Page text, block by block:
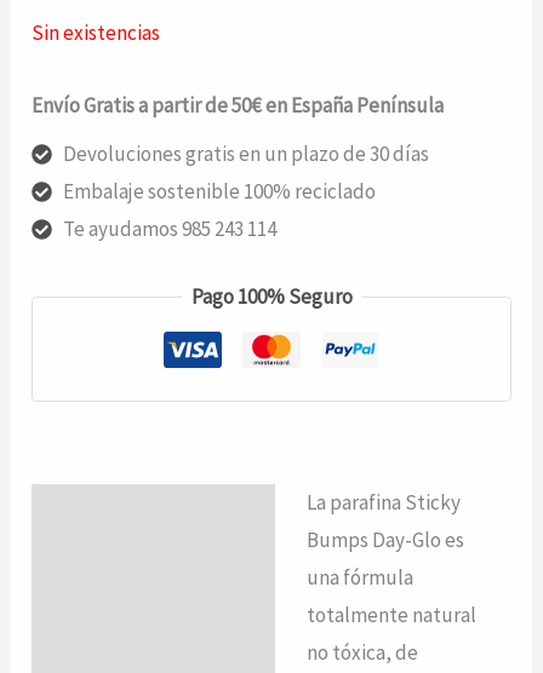
Sin existencias
Envío Gratis a partir de 50€ en España Península
Devoluciones gratis en un plazo de 30 días
Embalaje sostenible 100% reciclado
Te ayudamos 985 243 114
Pago 100% Seguro
La parafina Sticky
Bumps Day-Glo es
una fórmula
totalmente natural
no tóxica, de